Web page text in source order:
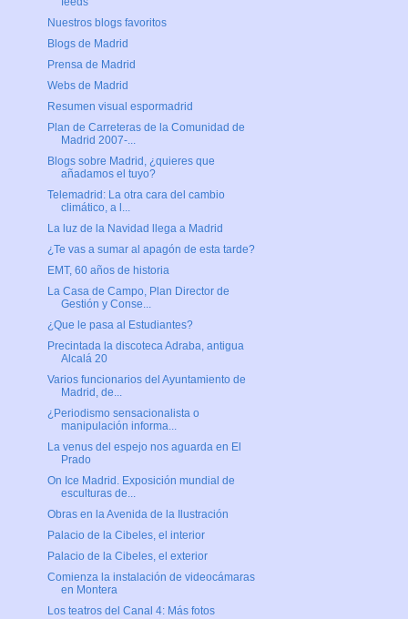
Nuestros blogs favoritos
Blogs de Madrid
Prensa de Madrid
Webs de Madrid
Resumen visual espormadrid
Plan de Carreteras de la Comunidad de
Madrid 2007-...
Blogs sobre Madrid, ¿quieres que
añadamos el tuyo?
Telemadrid: La otra cara del cambio
climático, a l...
La luz de la Navidad llega a Madrid
¿Te vas a sumar al apagón de esta tarde?
EMT, 60 años de historia
La Casa de Campo, Plan Director de
Gestión y Conse...
¿Que le pasa al Estudiantes?
Precintada la discoteca Adraba, antigua
Alcalá 20
Varios funcionarios del Ayuntamiento de
Madrid, de...
¿Periodismo sensacionalista o
manipulación informa...
La venus del espejo nos aguarda en El
Prado
On Ice Madrid. Exposición mundial de
esculturas de...
Obras en la Avenida de la Ilustración
Palacio de la Cibeles, el interior
Palacio de la Cibeles, el exterior
Comienza la instalación de videocámaras
en Montera
Los teatros del Canal 4: Más fotos